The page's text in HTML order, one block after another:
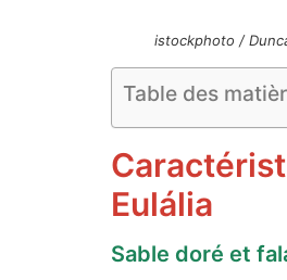
istockphoto /
Table des
Eulália
Sable doré et